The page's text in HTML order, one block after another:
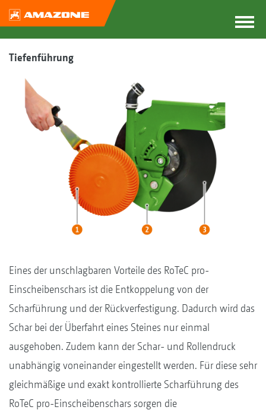
Tiefenführung
Eines der unschlagbaren Vorteile des RoTeC pro-
Einscheibenschars ist die Entkoppelung von der
Scharführung und der Rückverfestigung. Dadurch wird das
Schar bei der Überfahrt eines Steines nur einmal
ausgehoben. Zudem kann der Schar- und Rollendruck
unabhängig voneinander eingestellt werden. Für diese sehr
gleichmäßige und exakt kontrollierte Scharführung des
RoTeC pro-Einscheibenschars sorgen die